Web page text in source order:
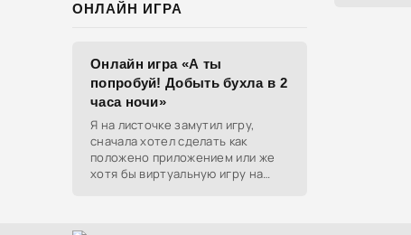
ОНЛАЙН ИГРА
Онлайн игра «А ты
попробуй! Добыть бухла в 2
часа ночи»
Я на листочке замутил игру,
сначала хотел сделать как
положено приложением или же
хотя бы виртуальную игру на